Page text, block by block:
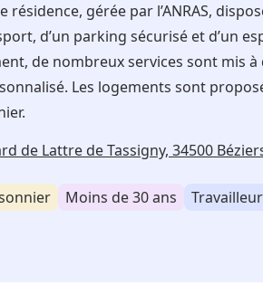
résidence, gérée par l’ANRAS,
d’un parking sécurisé et d’un
de nombreux services sont mis
Les logements sont
de Lattre de Tassigny, 34500
Moins de 30 ans